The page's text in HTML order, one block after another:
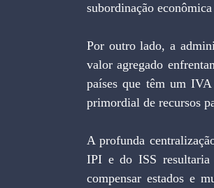
subordinação
Por outro lado, a
valor agregado
países que têm um
primordial de recursos
A profunda
IPI e do ISS resultaria
compensar estados e